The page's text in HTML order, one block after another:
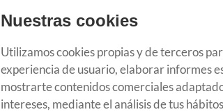
Nuestras cookies
Utilizamos cookies propias y de terceros
experiencia de usuario, elaborar informes
mostrarte contenidos comerciales
intereses, mediante el análisis de tus